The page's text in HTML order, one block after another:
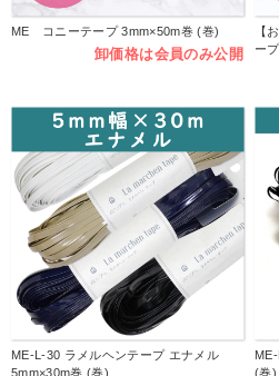
ME コニーテープ 3mm×50m巻 (巻)
卸価格は会員のみ公開
【
ー
ME-L-30 ラメルヘンテープ エナメル
5mm×30m巻 (巻)
(巻)